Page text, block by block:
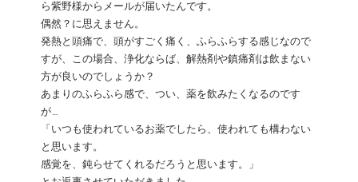
ら紫野様からメールが届いたんです。
偶然？に思えません。
発熱と頭痛で、頭がすごく痛く、ふらふらする感じなので
すが、この場合、浄化ならば、解熱剤や鎮痛剤は飲まない
方が良いのでしょうか？
あまりのふらふら感で、つい、薬を飲みたくなるのです
が…
「いつも使われているお薬でしたら、使われても構わない
と思います。
感覚を、鈍らせてくれるだろうと思います。」